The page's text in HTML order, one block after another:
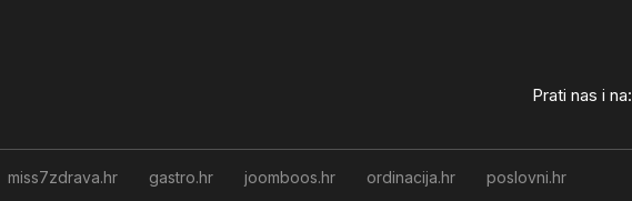
Prati nas i na:
miss7zdrava.hr gastro.hr joomboos.hr ordinacija.hr
poslovni.hr